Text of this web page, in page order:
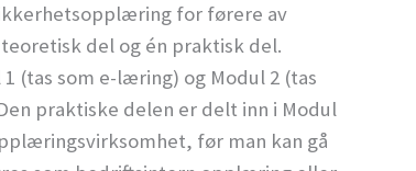
for førere av
del og én praktisk del.
(tas som e-læring) og Modul 2 (tas
praktiske delen er delt inn i Modul
før man kan gå